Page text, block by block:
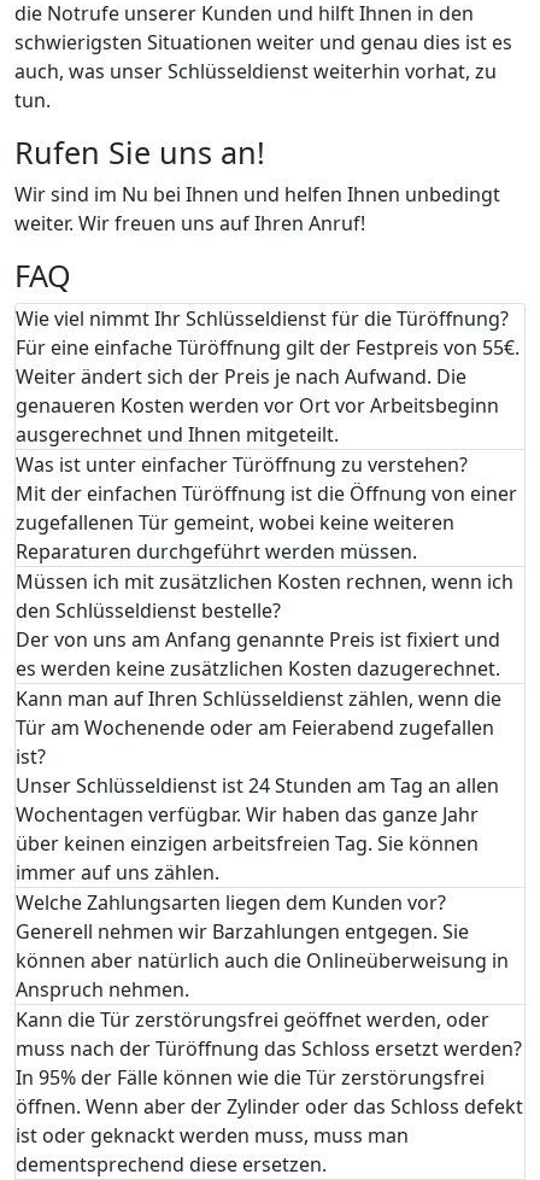
die Notrufe unserer Kunden und hilft Ihnen in den
schwierigsten Situationen weiter und genau dies ist es
auch, was unser Schlüsseldienst weiterhin vorhat, zu
tun.
Rufen Sie uns an!
Wir sind im Nu bei Ihnen und helfen Ihnen unbedingt
weiter. Wir freuen uns auf Ihren Anruf!
FAQ
Wie viel nimmt Ihr Schlüsseldienst für die Türöffnung?
Für eine einfache Türöffnung gilt der Festpreis von 55€.
Weiter ändert sich der Preis je nach Aufwand. Die
genaueren Kosten werden vor Ort vor Arbeitsbeginn
ausgerechnet und Ihnen mitgeteilt.
Was ist unter einfacher Türöffnung zu verstehen?
Mit der einfachen Türöffnung ist die Öffnung von einer
zugefallenen Tür gemeint, wobei keine weiteren
Reparaturen durchgeführt werden müssen.
Müssen ich mit zusätzlichen Kosten rechnen, wenn ich
den Schlüsseldienst bestelle?
Der von uns am Anfang genannte Preis ist fixiert und
es werden keine zusätzlichen Kosten dazugerechnet.
Kann man auf Ihren Schlüsseldienst zählen, wenn die
Tür am Wochenende oder am Feierabend zugefallen
ist?
Unser Schlüsseldienst ist 24 Stunden am Tag an allen
Wochentagen verfügbar. Wir haben das ganze Jahr
über keinen einzigen arbeitsfreien Tag. Sie können
immer auf uns zählen.
Welche Zahlungsarten liegen dem Kunden vor?
Generell nehmen wir Barzahlungen entgegen. Sie
können aber natürlich auch die Onlineüberweisung in
Anspruch nehmen.
Kann die Tür zerstörungsfrei geöffnet werden, oder
muss nach der Türöffnung das Schloss ersetzt werden?
In 95% der Fälle können wie die Tür zerstörungsfrei
öffnen. Wenn aber der Zylinder oder das Schloss defekt
ist oder geknackt werden muss, muss man
dementsprechend diese ersetzen.